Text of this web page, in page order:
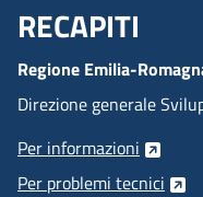
Menu Footer
RECAPITI
Regione Emilia-
Direzione generale
Per informazioni
Per problemi tecnici